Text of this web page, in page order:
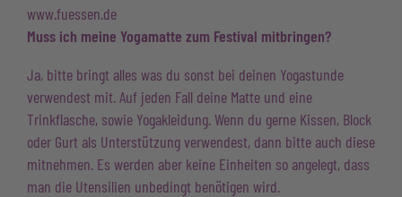
www.fuessen.de
Muss ich meine Yogamatte zum Festival mitbringen?
Ja, bitte bringt alles was du sonst bei deinen Yogastunde
verwendest mit. Auf jeden Fall deine Matte und eine
Trinkflasche, sowie Yogakleidung. Wenn du gerne Kissen, Block
oder Gurt als Unterstützung verwendest, dann bitte auch diese
mitnehmen. Es werden aber keine Einheiten so angelegt, dass
man die Utensilien unbedingt benötigen wird.